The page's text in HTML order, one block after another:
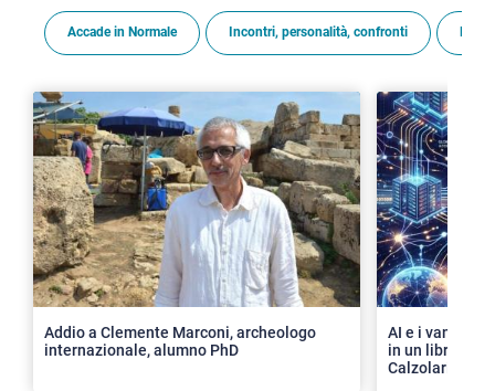
Accade in Normale Incontri, personalità, confronti
Addio a Clemente Marconi, archeologo
internazionale, alumno PhD
AI e i vantaggi
in un libro con
Calzolari
>